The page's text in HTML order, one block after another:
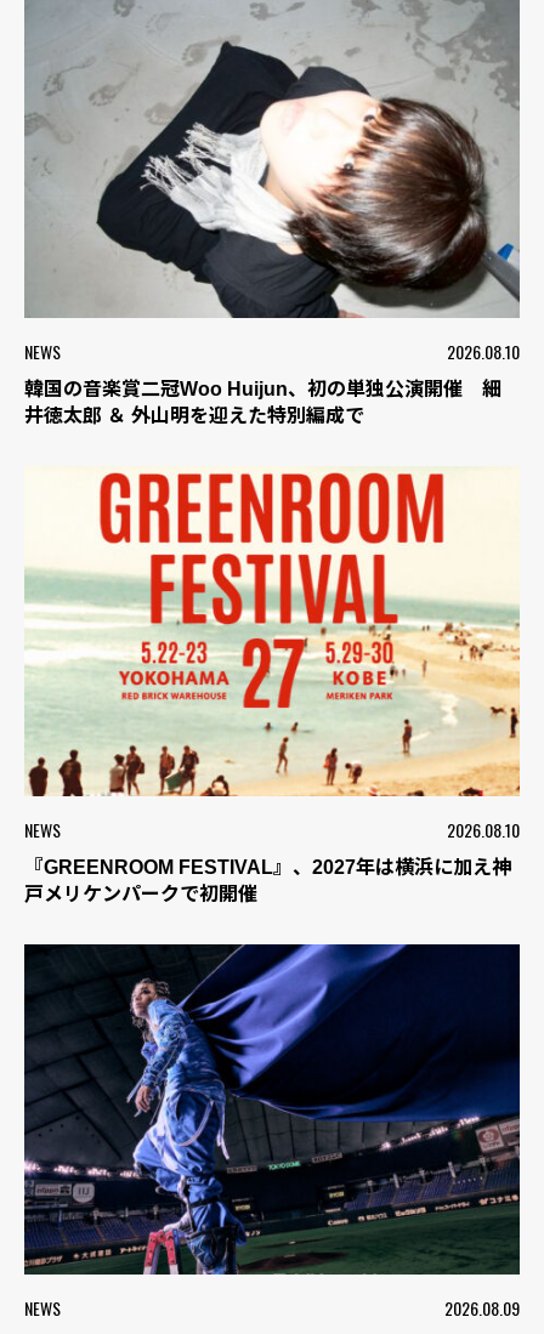
NEWS 2026.08.10
韓国の音楽賞二冠Woo Huijun、初の単独公演開催 細
井徳太郎 ＆ 外山明を迎えた特別編成で
NEWS 2026.08.10
『GREENROOM FESTIVAL』、2027年は横浜に加え神
戸メリケンパークで初開催
NEWS 2026.08.09